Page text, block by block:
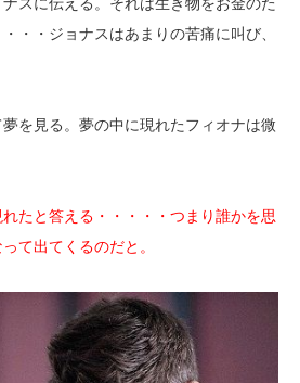
スに伝える。それは生き物をお金のた
・・ジョナスはあまりの苦痛に叫び、
を見る。夢の中に現れたフィオナは微
たと答える・・・・・つまり誰かを思
て出てくるのだと。